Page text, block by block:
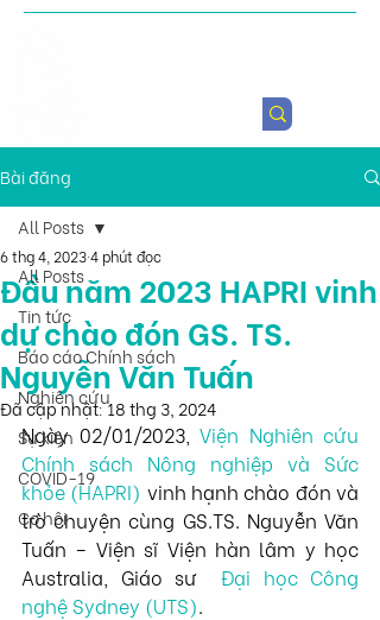
Bài đăng
All Posts
Tin tức
Báo cáo Chính sách
Nghiên cứu
Sự kiện
COVID-19
Cơ hội
All Posts
Đầu năm 2023 HAPRI vinh
dự chào đón GS. TS.
Nguyễn Văn Tuấn
6 thg 4, 20234 phút đọc
Đã cập nhật:18 thg 3, 2024
Ngày 02/01/2023, Viện Nghiên cứu
Chính sách Nông nghiệp và Sức
khỏe (HAPRI) vinh hạnh chào đón và
trò chuyện cùng GS.TS. Nguyễn Văn
Tuấn – Viện sĩ Viện hàn lâm y học
Australia, Giáo sư Đại học Công
nghệ Sydney (UTS).